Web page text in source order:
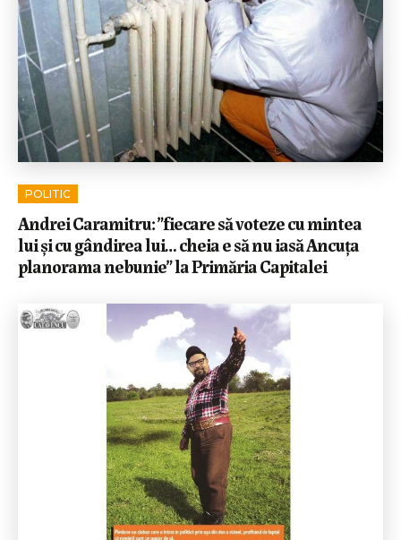
POLITIC
Andrei Caramitru: ”fiecare să voteze cu mintea
lui și cu gândirea lui… cheia e să nu iasă Ancuța
planorama nebunie” la Primăria Capitalei